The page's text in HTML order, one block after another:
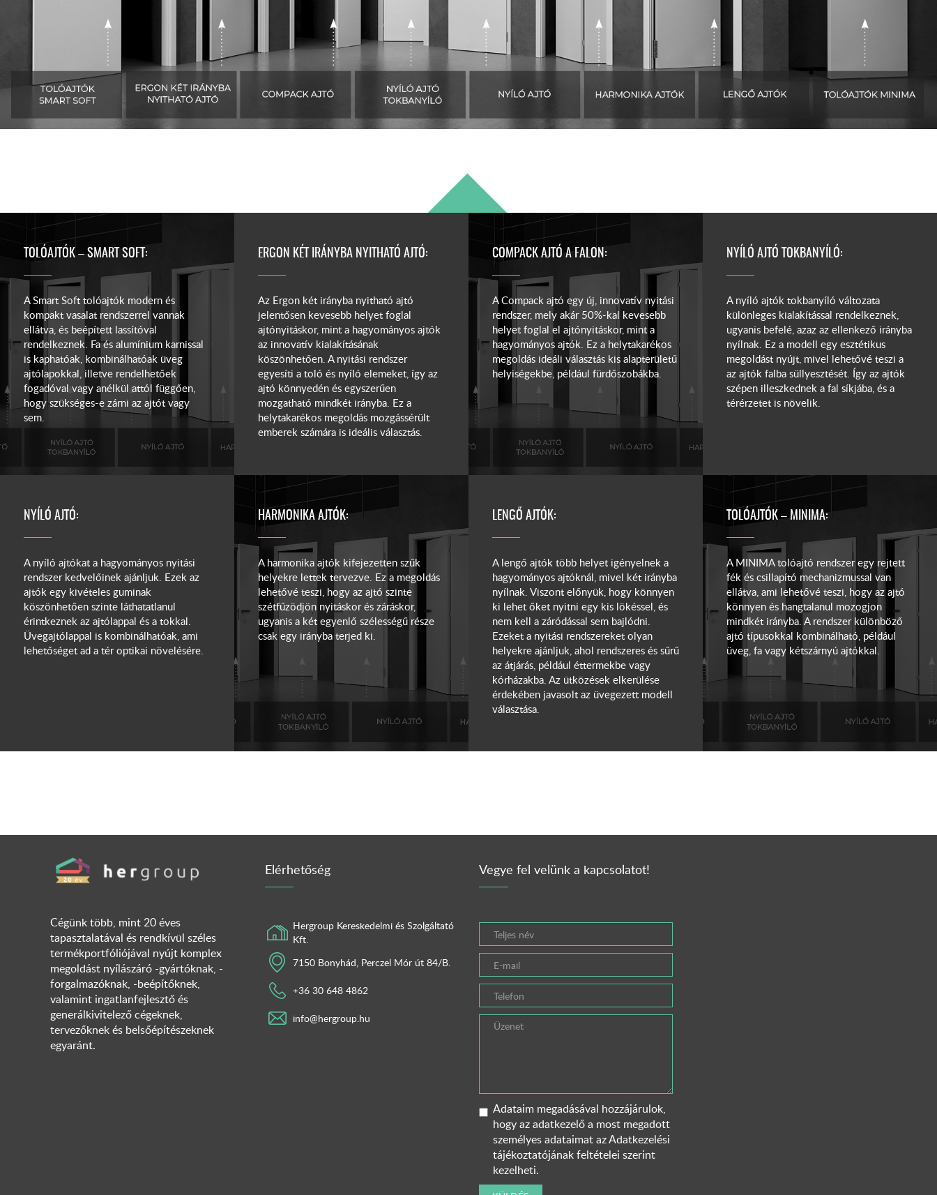
TOLÓAJTÓK – SMART SOFT:
A Smart Soft tolóajtók modern és
kompakt vasalat rendszerrel vannak
ellátva, és beépített lassítóval
rendelkeznek. Fa és alumínium karnissal
is kaphatóak, kombinálhatóak üveg
ajtólapokkal, illetve rendelhetőek
fogadóval vagy anélkül attól függően,
hogy szükséges-e zárni az ajtót vagy
sem.
ERGON KÉT IRÁNYBA NYITHATÓ AJTÓ:
Az Ergon két irányba nyitható ajtó
jelentősen kevesebb helyet foglal
ajtónyitáskor, mint a hagyományos ajtók
az innovatív kialakításának
köszönhetően. A nyitási rendszer
egyesíti a toló és nyíló elemeket, így az
ajtó könnyedén és egyszerűen
mozgatható mindkét irányba. Ez a
helytakarékos megoldás mozgássérült
emberek számára is ideális választás.
COMPACK AJTÓ A FALON:
A Compack ajtó egy új, innovatív nyitási
rendszer, mely akár 50%-kal kevesebb
helyet foglal el ajtónyitáskor, mint a
hagyományos ajtók. Ez a helytakarékos
megoldás ideáli választás kis alapterületű
helyiségekbe, például fürdőszobákba.
NYÍLÓ AJTÓ TOKBANYÍLÓ:
A nyíló ajtók tokbanyíló változata
különleges kialakítással rendelkeznek,
ugyanis befelé, azaz az ellenkező irányba
nyílnak. Ez a modell egy esztétikus
megoldást nyújt, mivel lehetővé teszi a
az ajtók falba süllyesztését. Így az ajtók
szépen illeszkednek a fal síkjába, és a
térérzetet is növelik.
NYÍLÓ AJTÓ:
A nyíló ajtókat a hagyományos nyitási
rendszer kedvelőinek ajánljuk. Ezek az
ajtók egy kivételes guminak
köszönhetően szinte láthatatlanul
érintkeznek az ajtólappal és a tokkal.
Üvegajtólappal is kombinálhatóak, ami
lehetőséget ad a tér optikai növelésére.
HARMONIKA AJTÓK:
A harmonika ajtók kifejezetten szűk
helyekre lettek tervezve. Ez a megoldás
lehetővé teszi, hogy az ajtó szinte
szétfűzödjön nyitáskor és záráskor,
ugyanis a két egyenlő szélességű része
csak egy irányba terjed ki.
LENGŐ AJTÓK:
A lengő ajtók több helyet igényelnek a
hagyományos ajtóknál, mivel két irányba
nyílnak. Viszont előnyük, hogy könnyen
ki lehet őket nyitni egy kis lökéssel, és
nem kell a záródással sem bajlódni.
Ezeket a nyitási rendszereket olyan
helyekre ajánljuk, ahol rendszeres és sűrű
az átjárás, például éttermekbe vagy
kórházakba. Az ütközések elkerülése
érdekében javasolt az üvegezett modell
választása.
TOLÓAJTÓK – MINIMA:
A MINIMA tolóajtó rendszer egy rejtett
fék és csillapító mechanizmussal van
ellátva, ami lehetővé teszi, hogy az ajtó
könnyen és hangtalanul mozogjon
mindkét irányba. A rendszer különböző
ajtó típusokkal kombinálható, például
üveg, fa vagy kétszárnyú ajtókkal.
Cégünk több, mint 20 éves
tapasztalatával és rendkívül széles
termékportfóliójával nyújt komplex
megoldást nyílászáró -gyártóknak, -
forgalmazóknak, -beépítőknek,
valamint ingatlanfejlesztő és
generálkivitelező cégeknek,
tervezőknek és belsőépítészeknek
egyaránt.
Elérhetőség
Hergroup Kereskedelmi és Szolgáltató
Kft.
7150 Bonyhád, Perczel Mór út 84/B.
+36 30 648 4862
info@hergroup.hu
Vegye fel velünk a kapcsolatot!
Adataim megadásával hozzájárulok,
hogy az adatkezelő a most megadott
személyes adataimat azAdatkezelési
tájékoztatójánakfeltételei szerint
kezelheti.